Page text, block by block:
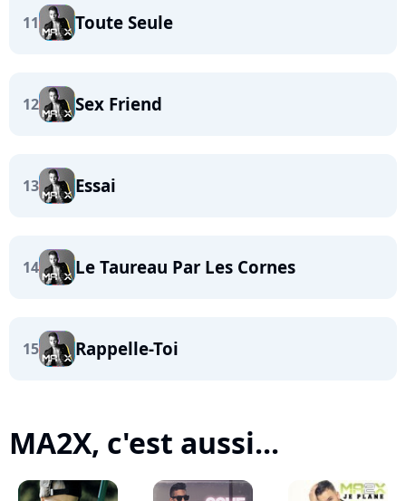
11 Toute Seule
12 Sex Friend
13 Essai
14 Le Taureau Par Les Cornes
15 Rappelle-Toi
MA2X, c'est aussi...